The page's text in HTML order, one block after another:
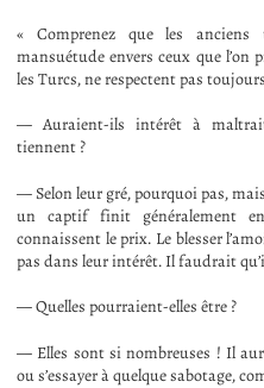
« Comprenez que les anciens
mansuétude envers ceux que l’on
les Turcs, ne respectent pas
— Auraient-ils intérêt à
tiennent ?
— Selon leur gré, pourquoi pas,
un captif finit généralement
connaissent le prix. Le blesser
pas dans leur intérêt. Il faudrait
— Quelles pourraient-elles être ?
— Elles sont si nombreuses ! Il
ou s’essayer à quelque sabotage,